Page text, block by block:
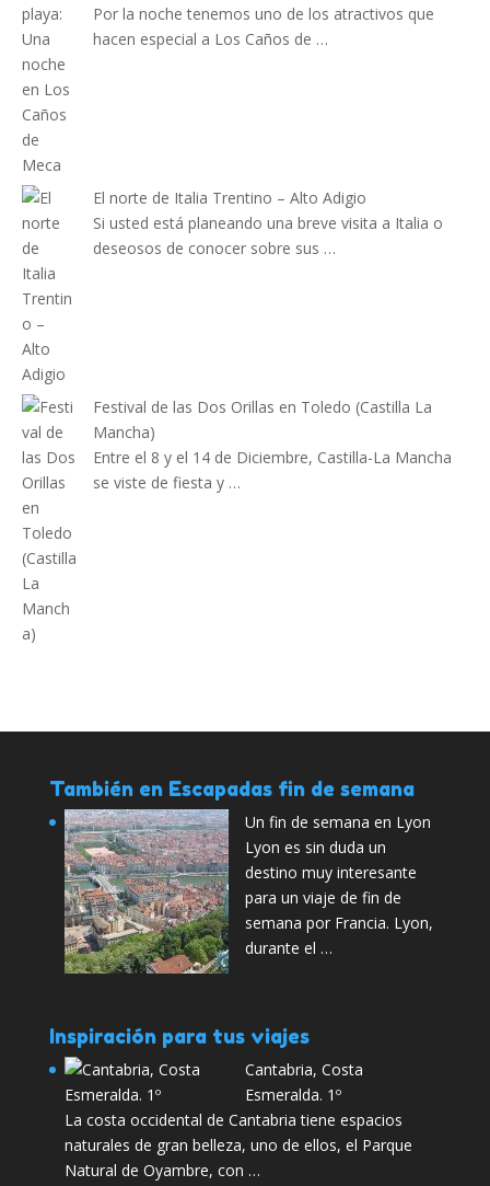
Por la noche tenemos uno de los atractivos que
hacen especial a Los Caños de …
El norte de Italia Trentino – Alto Adigio
Si usted está planeando una breve visita a Italia o
deseosos de conocer sobre sus …
Festival de las Dos Orillas en Toledo (Castilla La
Mancha)
Entre el 8 y el 14 de Diciembre, Castilla-La Mancha
se viste de fiesta y …
También en Escapadas fin de semana
Un fin de semana en Lyon
Lyon es sin duda un
destino muy interesante
para un viaje de fin de
semana por Francia. Lyon,
durante el …
Inspiración para tus viajes
Cantabria, Costa
Esmeralda. 1º
La costa occidental de Cantabria tiene espacios
naturales de gran belleza, uno de ellos, el Parque
Natural de Oyambre, con …